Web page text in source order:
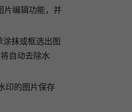
片编辑功能，并
涂抹或框选出图
自动去除水
印的图片保存